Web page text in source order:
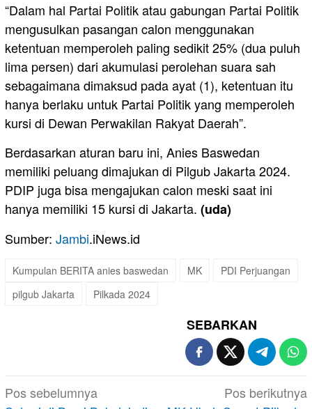
“Dalam hal Partai Politik atau gabungan Partai Politik
mengusulkan pasangan calon menggunakan
ketentuan memperoleh paling sedikit 25% (dua puluh
lima persen) dari akumulasi perolehan suara sah
sebagaimana dimaksud pada ayat (1), ketentuan itu
hanya berlaku untuk Partai Politik yang memperoleh
kursi di Dewan Perwakilan Rakyat Daerah”.
Berdasarkan aturan baru ini, Anies Baswedan
memiliki peluang dimajukan di Pilgub Jakarta 2024.
PDIP juga bisa mengajukan calon meski saat ini
hanya memiliki 15 kursi di Jakarta. (uda)
Sumber: Jambi.iNews.id
Kumpulan BERITA anies baswedan MK
PDI Perjuangan
pilgub Jakarta
Pilkada 2024
SEBARKAN
Navigasi
Pos sebelumnya
Pos berikutnya